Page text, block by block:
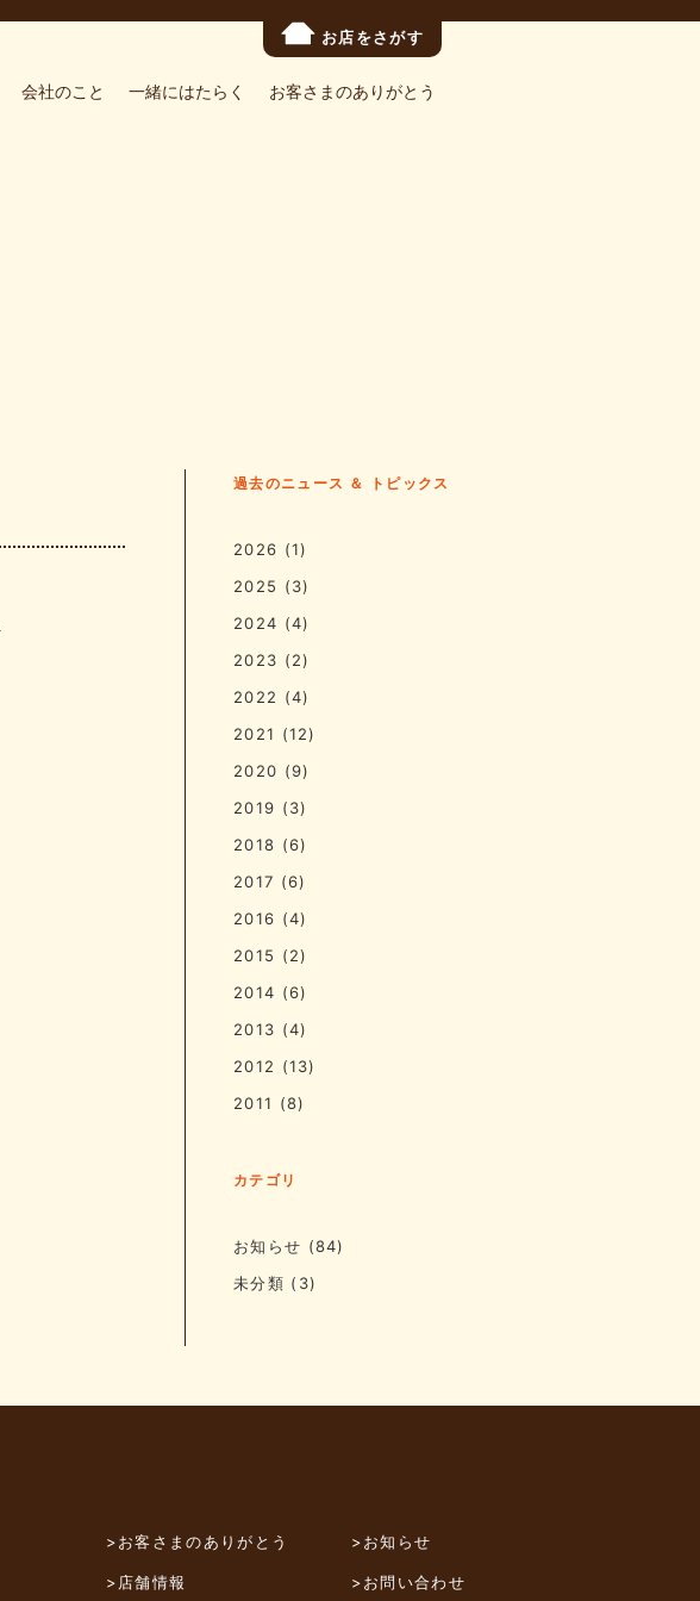
お店をさがす
会社のこと 一緒にはたらく お客さまのありがとう
過去のニュース ＆ トピックス
2026 (1)
2025 (3)
2024 (4)
2023 (2)
2022 (4)
2021 (12)
2020 (9)
2019 (3)
2018 (6)
2017 (6)
2016 (4)
2015 (2)
2014 (6)
2013 (4)
2012 (13)
2011 (8)
カテゴリ
お知らせ (84)
未分類 (3)
>お客さまのありがとう
>店舗情報
>お知らせ
>お問い合わせ